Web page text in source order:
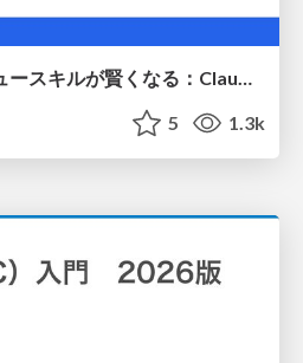
修正PRを食べてレビュースキルが賢くなる：Claude Codeによる自己改善サイクル
5 1.3k